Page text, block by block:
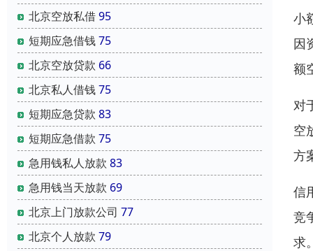
北京空放私借95
短期应急借钱75
北京空放贷款 66
北京私人借钱75
短期应急贷款 83
短期应急借款 75
急用钱私人放款 83
急用钱当天放款 69
北京上门放款公司 77
北京个人放款 79
小
因
额
对
空
方
信
竞
求